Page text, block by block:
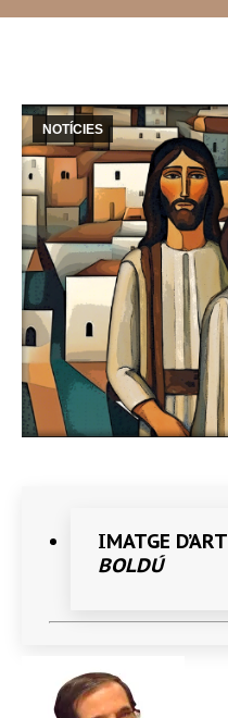
NOTÍCIES
IMATGE D’ART
BOLDÚ